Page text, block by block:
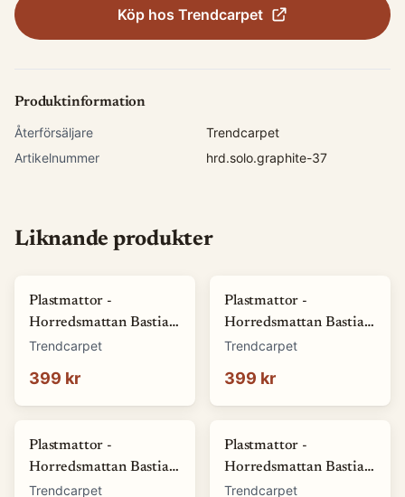
Köp hos Trendcarpet
Produktinformation
Återförsäljare
Trendcarpet
Artikelnummer
hrd.solo.graphite-37
Liknande produkter
Plastmattor -
Horredsmattan Bastian
(grön) (Storlek: 70 x 50
Trendcarpet
399 kr
Plastmattor -
Horredsmattan Bastian
(röd) (Storlek: 70 x 50
Trendcarpet
399 kr
Plastmattor -
Horredsmattan Bastian
(blå) (Storlek: 70 x 50
Trendcarpet
Plastmattor -
Horredsmattan Bastian
(brun) (Storlek: 70 x 50
Trendcarpet